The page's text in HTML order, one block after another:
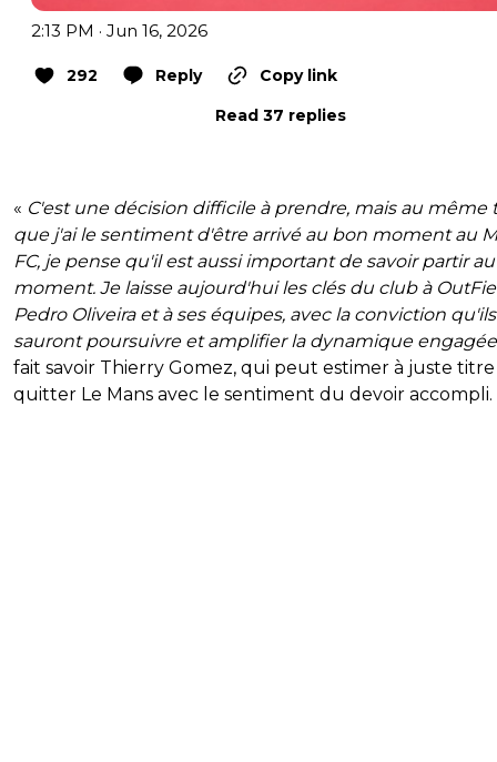
2:13 PM · Jun 16, 2026
292 Reply
Copy link
Read 37 replies
« C'est une décision difficile à prendre, mais au même
que j'ai le sentiment d'être arrivé au bon moment au
FC, je pense qu'il est aussi important de savoir partir
moment. Je laisse aujourd'hui les clés du club à
Pedro Oliveira et à ses équipes, avec la conviction qu'ils
sauront poursuivre et amplifier la dynamique engagée
fait savoir Thierry Gomez, qui peut estimer à juste titre
quitter Le Mans avec le sentiment du devoir accompli.